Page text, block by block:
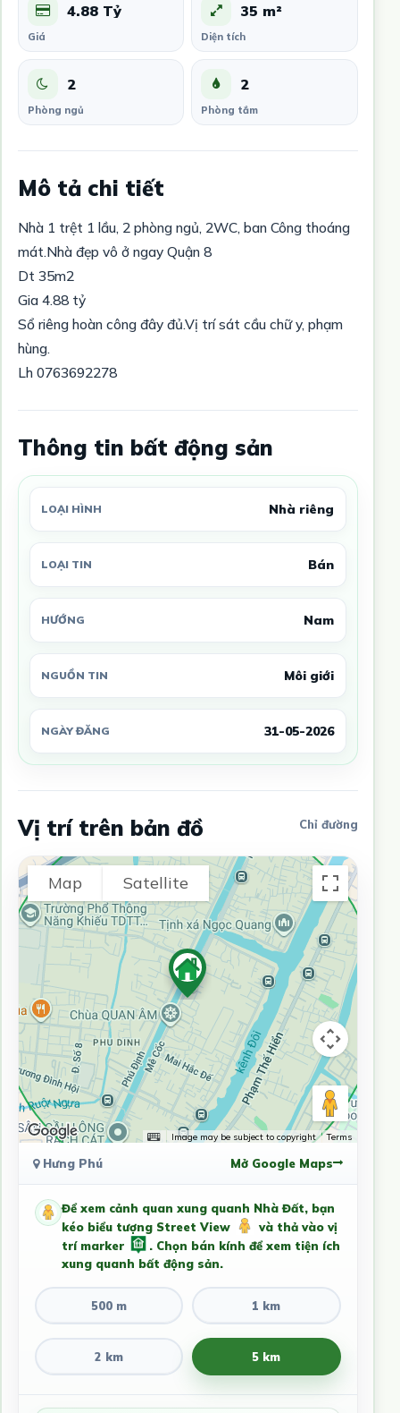
4.88 Tỷ
Giá
35 m²
Diện tích
2
Phòng ngủ
2
Phòng tắm
Mô tả chi tiết
Nhà 1 trệt 1 lầu, 2 phòng ngủ, 2WC, ban Công thoáng
mát.Nhà đẹp vô ở ngay Quận 8
Dt 35m2
Gia 4.88 tỷ
Sổ riêng hoàn công đây đủ.Vị trí sát cầu chữ y, phạm
hùng.
Lh 0763692278
Thông tin bất động sản
LOẠI HÌNH Nhà riêng
LOẠI TIN Bán
HƯỚNG Nam
NGUỒN TIN Môi giới
NGÀY ĐĂNG 31-05-2026
Vị trí trên bản đồ Chỉ đường
Map Satellite
Image may be subject to copyright Terms
Hưng Phú Mở Google Maps
Để xem cảnh quan xung quanh Nhà Đất, bạn
kéo biểu tượng Street View
và thả vào vị
trí marker
. Chọn bán kính để xem tiện ích
xung quanh bất động sản.
500 m 1 km
2 km 5 km